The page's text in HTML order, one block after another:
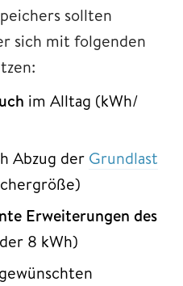
sollten
sich mit folgenden
im Alltag (kWh/
Abzug der Grundlast
Erweiterungen des
8 kWh)